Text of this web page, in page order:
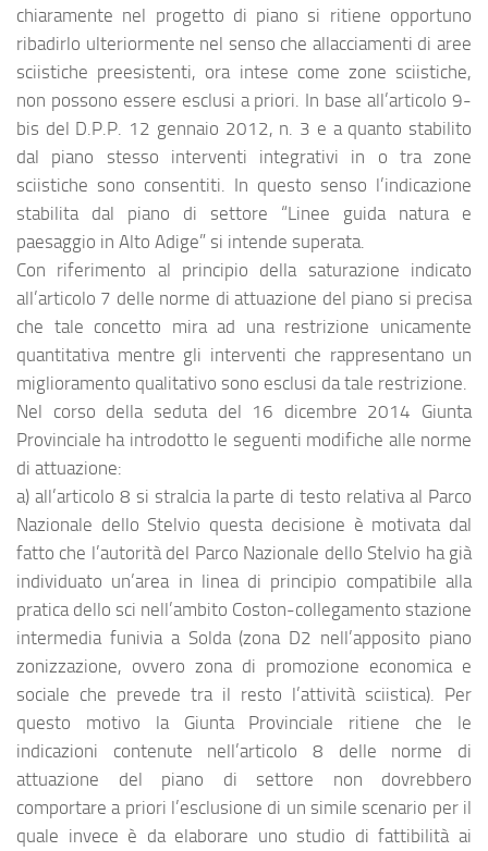
chiaramente nel progetto di piano si ritiene opportuno
ribadirlo ulteriormente nel senso che allacciamenti di aree
sciistiche preesistenti, ora intese come zone sciistiche,
non possono essere esclusi a priori. In base all’articolo 9-
bis del D.P.P. 12 gennaio 2012, n. 3 e a quanto stabilito
dal piano stesso interventi integrativi in o tra zone
sciistiche sono consentiti. In questo senso l’indicazione
stabilita dal piano di settore “Linee guida natura e
paesaggio in Alto Adige” si intende superata.
Con riferimento al principio della saturazione indicato
all’articolo 7 delle norme di attuazione del piano si precisa
che tale concetto mira ad una restrizione unicamente
quantitativa mentre gli interventi che rappresentano un
miglioramento qualitativo sono esclusi da tale restrizione.
Nel corso della seduta del 16 dicembre 2014 Giunta
Provinciale ha introdotto le seguenti modifiche alle norme
di attuazione:
a) all’articolo 8 si stralcia la parte di testo relativa al Parco
Nazionale dello Stelvio questa decisione è motivata dal
fatto che l’autorità del Parco Nazionale dello Stelvio ha già
individuato un’area in linea di principio compatibile alla
pratica dello sci nell’ambito Coston-collegamento stazione
intermedia funivia a Solda (zona D2 nell’apposito piano
zonizzazione, ovvero zona di promozione economica e
sociale che prevede tra il resto l’attività sciistica). Per
questo motivo la Giunta Provinciale ritiene che le
indicazioni contenute nell’articolo 8 delle norme di
attuazione del piano di settore non dovrebbero
comportare a priori l’esclusione di un simile scenario per il
quale invece è da elaborare uno studio di fattibilità ai